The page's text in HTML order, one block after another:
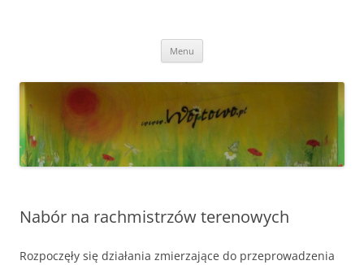
Menu
Nabór na rachmistrzów terenowych
Rozpoczęły się działania zmierzające do przeprowadzenia